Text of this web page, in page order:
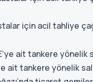
için acil tahliye
ait tankere yönelik